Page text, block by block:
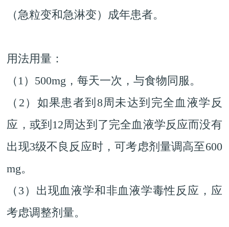
（急粒变和急淋变）成年患者。
用法用量：
（1）500mg，每天一次，与食物同服。
（2）如果患者到8周未达到完全血液学反
应，或到12周达到了完全血液学反应而没有
出现3级不良反应时，可考虑剂量调高至600
mg。
（3）出现血液学和非血液学毒性反应，应
考虑调整剂量。